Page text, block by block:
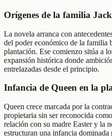
Orígenes de la familia
La novela arranca con
del poder económico de la familia
plantación. Ese comienzo sitúa a
expansión histórica donde
entrelazadas desde el principio.
Infancia de Queen en la
Queen crece marcada por la
propietaria sin ser reconocida
relación con su madre Easter y la
estructuran una infancia